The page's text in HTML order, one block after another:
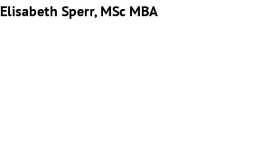
Elisabeth Sperr, MSc MBA